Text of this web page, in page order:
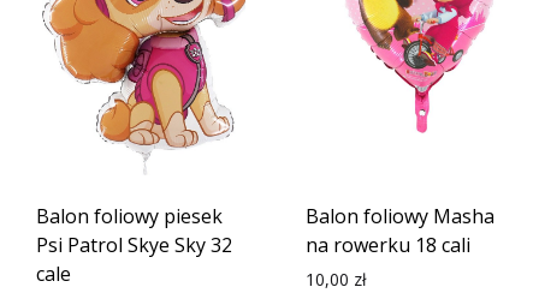
Balon foliowy piesek
Psi Patrol Skye Sky 32
cale
Balon foliowy Masha
na rowerku 18 cali
10,00 zł